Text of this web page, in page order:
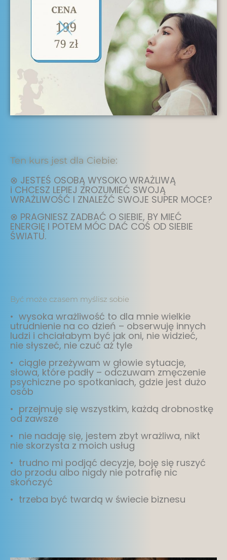
Ten kurs jest dla Ciebie:
⊗ JESTEŚ OSOBĄ WYSOKO WRAŻLIWĄ
i CHCESZ LEPIEJ ZROZUMIEĆ SWOJĄ
WRAŻLIWOŚĆ I ZNALEŹĆ SWOJE SUPER MOCE?
⊗ PRAGNIESZ ZADBAĆ O SIEBIE, BY MIEĆ
ENERGIĘ I POTEM MÓC DAĆ COŚ OD SIEBIE
ŚWIATU.
Być może czasem myślisz sobie
• wysoka wrażliwość to dla mnie wielkie
utrudnienie na co dzień – obserwuję innych
ludzi i chciałabym być jak oni, nie widzieć,
nie słyszeć, nie czuć aż tyle
• ciągle przeżywam w głowie sytuacje,
słowa, które padły – odczuwam zmęczenie
psychiczne po spotkaniach, gdzie jest dużo
osób
• przejmuję się wszystkim, każdą drobnostkę
od zawsze
• nie nadaję się, jestem zbyt wrażliwa, nikt
nie skorzysta z moich usług
• trudno mi podjąć decyzje, boję się ruszyć
do przodu albo nigdy nie potrafię nic
skończyć
• trzeba być twardą w świecie biznesu